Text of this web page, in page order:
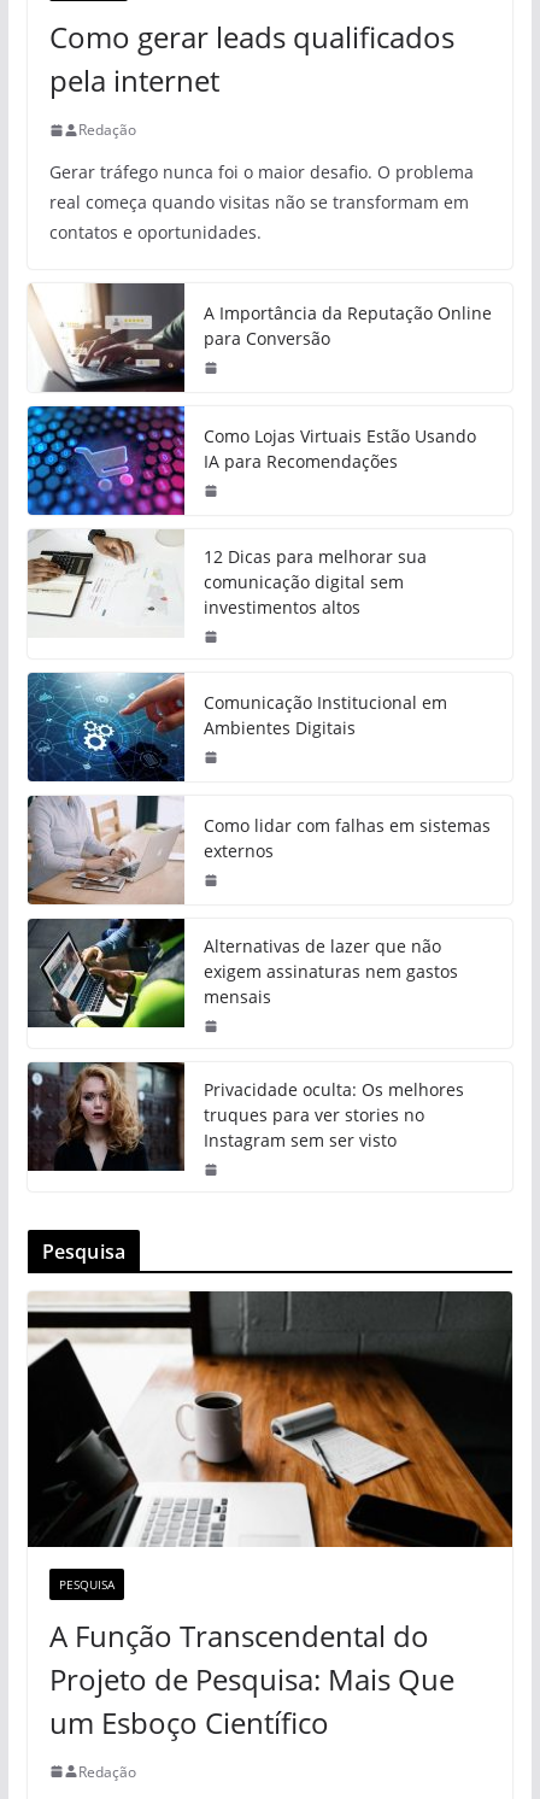
Como gerar leads qualificados
pela internet
Redação
Gerar tráfego nunca foi o maior desafio. O problema
real começa quando visitas não se transformam em
contatos e oportunidades.
A Importância da Reputação Online
para Conversão
Como Lojas Virtuais Estão Usando
IA para Recomendações
12 Dicas para melhorar sua
comunicação digital sem
investimentos altos
Comunicação Institucional em
Ambientes Digitais
Como lidar com falhas em sistemas
externos
Alternativas de lazer que não
exigem assinaturas nem gastos
mensais
Privacidade oculta: Os melhores
truques para ver stories no
Instagram sem ser visto
Pesquisa
PESQUISA
A Função Transcendental do
Projeto de Pesquisa: Mais Que
um Esboço Científico
Redação